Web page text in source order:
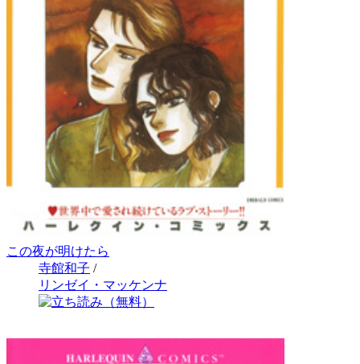
この夜が明けたら
寺館和子 /
リンゼイ・マッケンナ